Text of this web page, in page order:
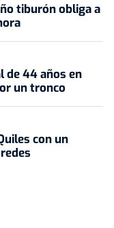
tiburón obliga a
de 44 años en
un tronco
con un